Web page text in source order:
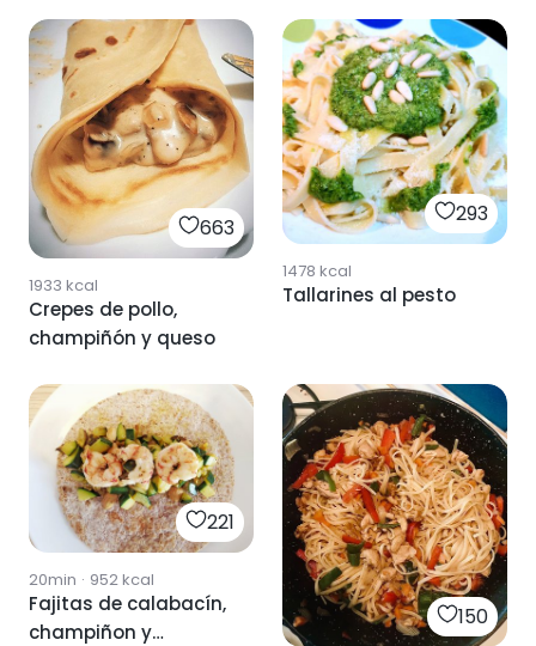
663
1933 kcal
Crepes de pollo,
champiñón y queso
293
1478 kcal
Tallarines al pesto
221
20min · 952kcal
Fajitas de calabacín,
champiñon y
150